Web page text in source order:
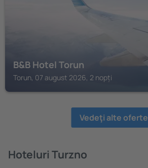
B&B Hotel Torun
Torun, 07 august 2026, 2 nopți
Vedeţi alte oferte
Hoteluri Turzno